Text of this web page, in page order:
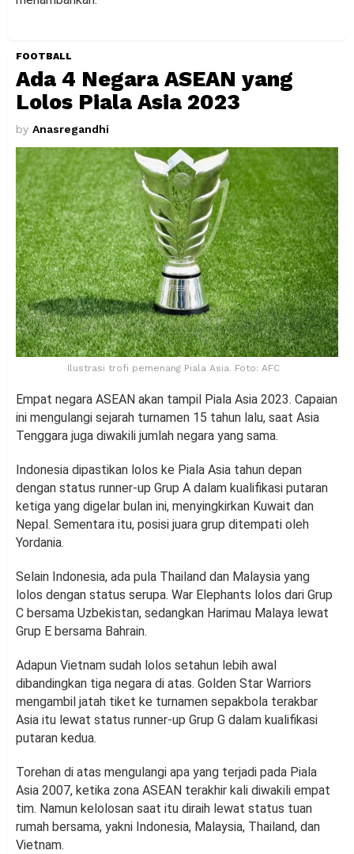
FOOTBALL
Ada 4 Negara ASEAN yang
Lolos Piala Asia 2023
by Anasregandhi
Ilustrasi trofi pemenang Piala Asia. Foto: AFC
Empat negara ASEAN akan tampil Piala Asia 2023. Capaian
ini mengulangi sejarah turnamen 15 tahun lalu, saat Asia
Tenggara juga diwakili jumlah negara yang sama.
Indonesia dipastikan lolos ke Piala Asia tahun depan
dengan status runner-up Grup A dalam kualifikasi putaran
ketiga yang digelar bulan ini, menyingkirkan Kuwait dan
Nepal. Sementara itu, posisi juara grup ditempati oleh
Yordania.
Selain Indonesia, ada pula Thailand dan Malaysia yang
lolos dengan status serupa. War Elephants lolos dari Grup
C bersama Uzbekistan, sedangkan Harimau Malaya lewat
Grup E bersama Bahrain.
Adapun Vietnam sudah lolos setahun lebih awal
dibandingkan tiga negara di atas. Golden Star Warriors
mengambil jatah tiket ke turnamen sepakbola terakbar
Asia itu lewat status runner-up Grup G dalam kualifikasi
putaran kedua.
Torehan di atas mengulangi apa yang terjadi pada Piala
Asia 2007, ketika zona ASEAN terakhir kali diwakili empat
tim. Namun kelolosan saat itu diraih lewat status tuan
rumah bersama, yakni Indonesia, Malaysia, Thailand, dan
Vietnam.